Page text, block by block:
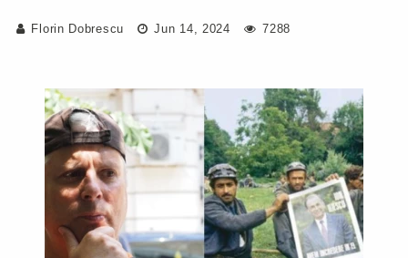
Florin Dobrescu Jun 14, 2024 7288